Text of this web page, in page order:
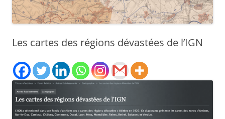
Les cartes des régions dévastées de l’IGN